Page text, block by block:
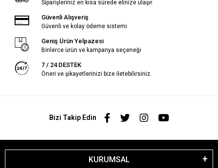
Siparişleriniz en kısa sürede elinize ulaşır.
Güvenli Alışveriş
Güvenli ve kolay ödeme sistemi
Geniş Ürün Yelpazesi
Binlerce ürün ve kampanya seçeneği
7 / 24 DESTEK
Öneri ve şikayetlerinizi bize iletebilirsiniz.
Bizi Takip Edin
KURUMSAL